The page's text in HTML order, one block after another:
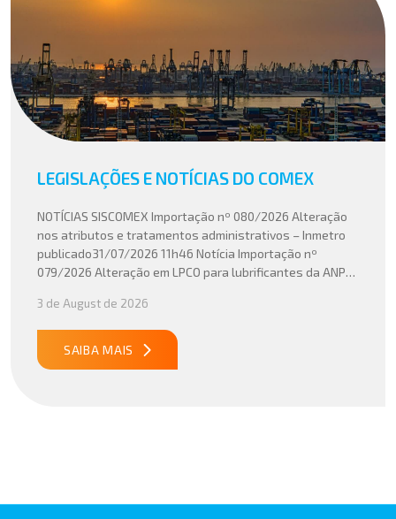
LEGISLAÇÕES E NOTÍCIAS DO COMEX
NOTÍCIAS SISCOMEX Importação nº 080/2026 Alteração
nos atributos e tratamentos administrativos – Inmetro
publicado31/07/2026 11h46 Notícia Importação nº
079/2026 Alteração em LPCO para lubrificantes da ANP
078/2026 Atualização do cálculo do Imposto de
Importação no Acordo Mercosul – União Europeia
publicado29/07/2026 18h47 Notícia PUBLICADO DOU
31/07/26 ATO CONJUNTO RFB/CGIBS Nº […]
3 de August de 2026
SAIBA MAIS